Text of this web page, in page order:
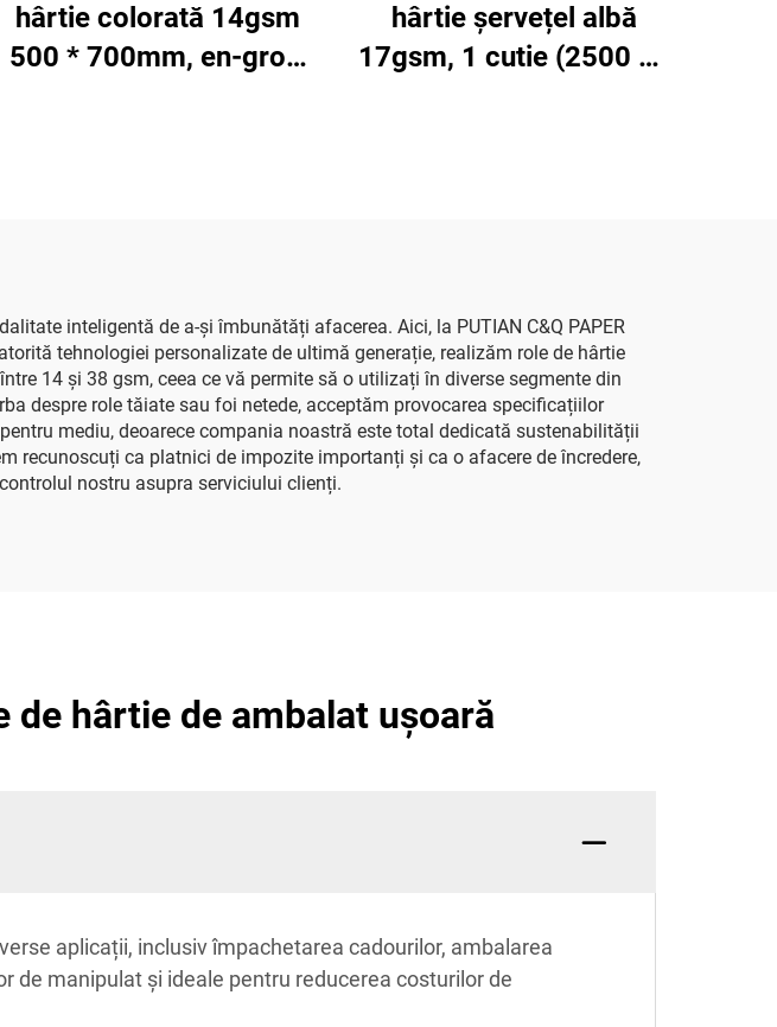
hârtie colorată 14gsm
500 * 700mm, en-gros,
hârtie șervețel albă
17gsm, 1 cutie (2500 de
inteligentă de a-și îmbunătăți afacerea. Aici, la PUTIAN C&Q PAPER
tehnologiei personalizate de ultimă generație, realizăm role de hârtie
14 și 38 gsm, ceea ce vă permite să o utilizați în diverse segmente din
despre role tăiate sau foi netede, acceptăm provocarea specificațiilor
mediu, deoarece compania noastră este total dedicată sustenabilității
recunoscuți ca platnici de impozite importanți și ca o afacere de încredere,
nostru asupra serviciului clienți.
hârtie de ambalat ușoară
aplicații, inclusiv împachetarea cadourilor, ambalarea
de manipulat și ideale pentru reducerea costurilor de